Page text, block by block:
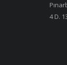
4 D.